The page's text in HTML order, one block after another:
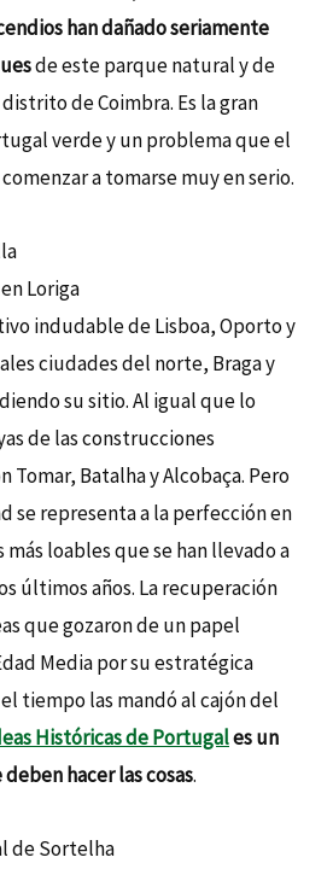
han dañado seriamente
de este parque natural y de
de Coimbra. Es la gran
verde y un problema que el
a tomarse muy en serio.
Loriga
indudable de Lisboa, Oporto y
ciudades del norte, Braga y
su sitio. Al igual que lo
de las construcciones
Tomar, Batalha y Alcobaça. Pero
se representa a la perfección en
más loables que se han llevado a
últimos años. La recuperación
que gozaron de un papel
Media por su estratégica
tiempo las mandó al cajón del
Históricas de Portugales un
hacer las cosas.